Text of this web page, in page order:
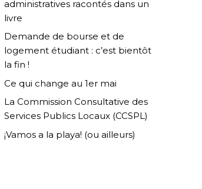
administratives racontés dans un
livre
Demande de bourse et de
logement étudiant : c’est bientôt
la fin !
Ce qui change au 1er mai
La Commission Consultative des
Services Publics Locaux (CCSPL)
¡Vamos a la playa! (ou ailleurs)